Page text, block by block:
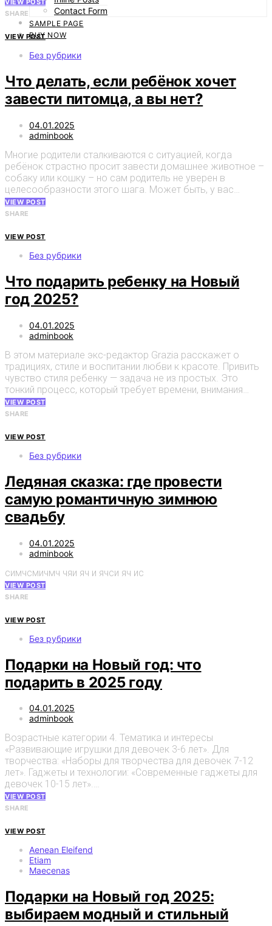
Contact Form
SAMPLE PAGE
BUY NOW
VIEW POST
SHARE
VIEW POST
Без рубрики
Что делать, если ребёнок хочет
завести питомца, а вы нет?
04.01.2025
adminbook
Многие родители сталкиваются с ситуацией, когда
ребёнок страстно просит завести домашнее животное –
собаку или кошку – но сам родитель не уверен в
целесообразности этого шага. Может быть, у вас…
VIEW POST
SHARE
VIEW POST
Без рубрики
Что подарить ребенку на Новый
год 2025?
04.01.2025
adminbook
В этом материале экс-редактор Grazia расскажет о
традициях, стиле и воспитании любви к красоте. Привить
чувство стиля ребенку — задача не из простых. Это
тонкий процесс, который требует времени, внимания…
VIEW POST
SHARE
VIEW POST
Без рубрики
Ледяная сказка: где провести
самую романтичную зимнюю
свадьбу
04.01.2025
adminbook
симчсмичмч чяи яч и ячси яч ис
VIEW POST
SHARE
VIEW POST
Без рубрики
Подарки на Новый год: что
подарить в 2025 году
04.01.2025
adminbook
Возрастные категории 4. Тематика и интересы
«Развивающие игрушки для девочек 3-6 лет». Для
творчества: «Наборы для творчества для девочек 7-12
лет». Гаджеты и технологии: «Современные гаджеты для
девочек 10-15 лет».…
VIEW POST
SHARE
VIEW POST
Aenean Eleifend
Etiam
Maecenas
Подарки на Новый год 2025:
выбираем модный и стильный